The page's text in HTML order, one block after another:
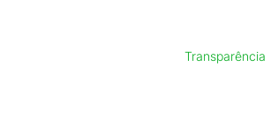
Transparência